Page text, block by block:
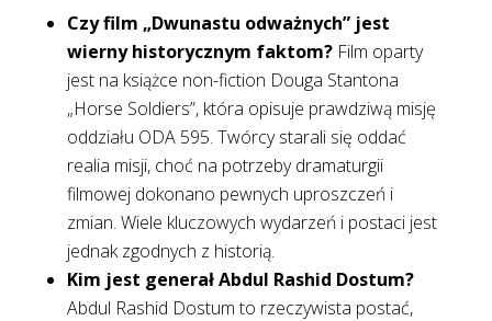
Czy film „Dwunastu odważnych” jest
wierny historycznym faktom?Film oparty
jest na książce non-fiction Douga Stantona
„Horse Soldiers”, która opisuje prawdziwą misję
oddziału ODA 595. Twórcy starali się oddać
realia misji, choć na potrzeby dramaturgii
filmowej dokonano pewnych uproszczeń i
zmian. Wiele kluczowych wydarzeń i postaci jest
jednak zgodnych z historią.
Kim jest generał Abdul Rashid Dostum?
Abdul Rashid Dostum to rzeczywista postać,